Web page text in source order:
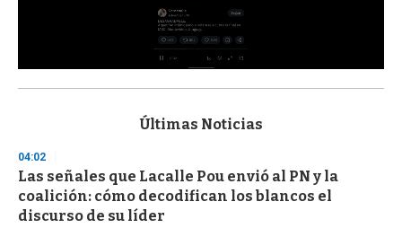
s
d
s
o
f
3
Últimas Noticias
04:02
Las señales que Lacalle Pou envió al PN y la
coalición: cómo decodifican los blancos el
discurso de su líder